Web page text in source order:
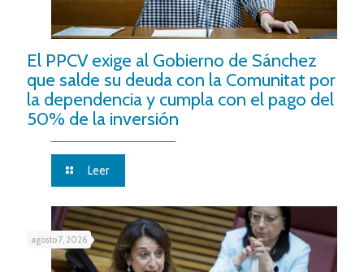
El PPCV exige al Gobierno de Sánchez
que salde su deuda con la Comunitat por
la dependencia y cumpla con el pago del
50% de la inversión
Leer
agosto 7, 2026